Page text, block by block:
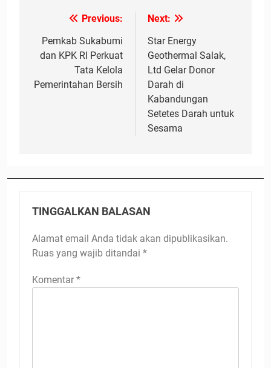
Navigasi
pos
Previous:
Pemkab Sukabumi
dan KPK RI Perkuat
Tata Kelola
Pemerintahan Bersih
Next:
Star Energy
Geothermal Salak,
Ltd Gelar Donor
Darah di
Kabandungan
Setetes Darah untuk
Sesama
TINGGALKAN BALASAN
Alamat email Anda tidak akan dipublikasikan.
Ruas yang wajib ditandai *
Komentar *